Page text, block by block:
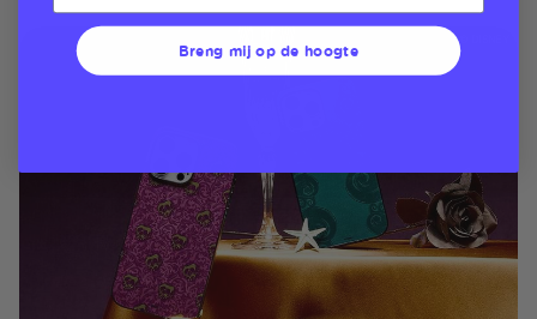
Breng mij op de hoogte